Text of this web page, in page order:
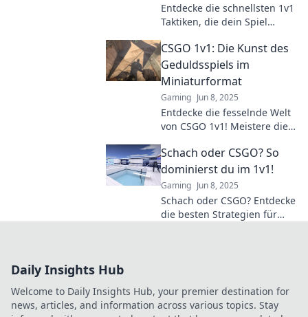
Entdecke die schnellsten 1v1
Taktiken, die dein Spiel
Meister und lasse deine
Gegner im Staub stehen!
CSGO 1v1: Die Kunst des
Geduldsspiels im
Miniaturformat
Gaming Jun 8, 2025
Entdecke die fesselnde Welt
von CSGO 1v1! Meistere die
erlebe spannende Kämpfe
im Miniaturformat.
Schach oder CSGO? So
dominierst du im 1v1!
Gaming Jun 8, 2025
Schach oder CSGO? Entdecke
die besten Strategien für
Daily Insights Hub
Welcome to Daily Insights Hub, your premier destination for
news, articles, and information across various topics. Stay